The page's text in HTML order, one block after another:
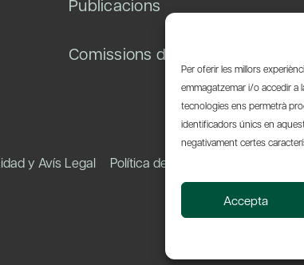
Per oferir les millors
emmagatzemar i/o accedir a
tecnologies ens permetrà
identificadors únics en
negativament certes
Accepta
Publicacions
Comissions de treball
y Avís Legal Política de Cookies